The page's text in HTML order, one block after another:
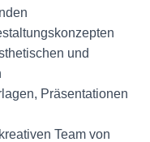
und
Präsentationen
Team von